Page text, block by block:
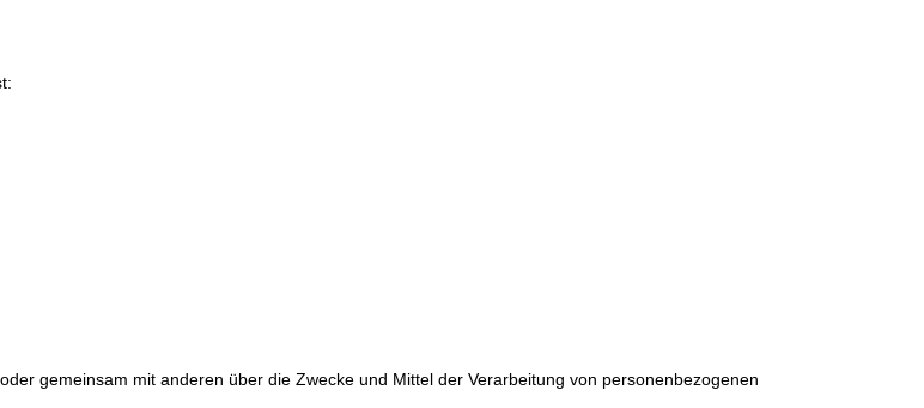
gemeinsam mit anderen über die Zwecke und Mittel der Verarbeitung von personenbezogenen